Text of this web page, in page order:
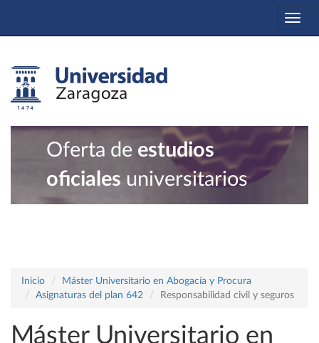
Oferta de estudios
oficiales universitarios
Inicio
Máster Universitario en Abogacía y Procura
Asignaturas del plan 642
Responsabilidad civil y seguros
Máster Universitario en